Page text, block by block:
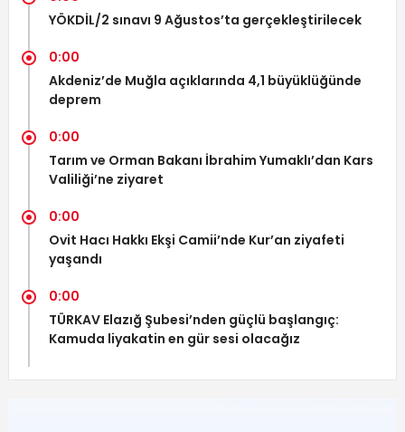
YÖKDİL/2 sınavı 9 Ağustos’ta gerçekleştirilecek
0:00
Akdeniz’de Muğla açıklarında 4,1 büyüklüğünde
deprem
0:00
Tarım ve Orman Bakanı İbrahim Yumaklı’dan Kars
Valiliği’ne ziyaret
0:00
Ovit Hacı Hakkı Ekşi Camii’nde Kur’an ziyafeti
yaşandı
0:00
TÜRKAV Elazığ Şubesi’nden güçlü başlangıç:
Kamuda liyakatin en gür sesi olacağız